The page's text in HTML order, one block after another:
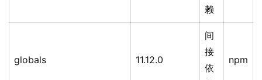
赖
globals 11.12.0
间
接
依
npm